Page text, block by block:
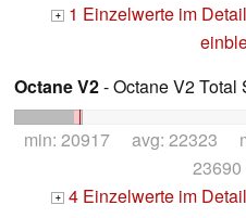
+ 1 Einzelwerte im Detail
Octane V2- Octane V2 Total
min: 20917 avg: 22323
+ 4 Einzelwerte im Detail